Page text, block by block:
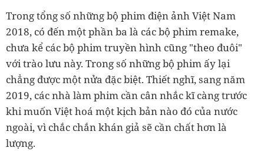
Trong tổng số những bộ phim điện ảnh Việt Nam
2018, có đến một phần ba là các bộ phim remake,
chưa kể các bộ phim truyền hình cũng "theo đuôi"
với trào lưu này. Trong số những bộ phim ấy lại
chẳng được một nửa đặc biệt. Thiết nghĩ, sang năm
2019, các nhà làm phim cần cân nhắc kĩ càng trước
khi muốn Việt hoá một kịch bản nào đó của nước
ngoài, vì chắc chắn khán giả sẽ cần chất hơn là
lượng.